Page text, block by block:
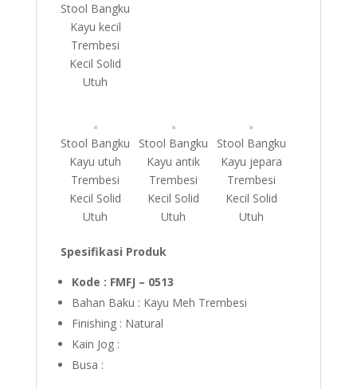
Stool Bangku
Kayu kecil
Trembesi
Kecil Solid
Utuh
Stool Bangku
Kayu utuh
Trembesi
Kecil Solid
Utuh
Stool Bangku
Kayu antik
Trembesi
Kecil Solid
Utuh
Stool Bangku
Kayu jepara
Trembesi
Kecil Solid
Utuh
Spesifikasi Produk
Kode : FMFJ – 0513
Bahan Baku : Kayu Meh Trembesi
Finishing : Natural
Kain Jog :
Busa :